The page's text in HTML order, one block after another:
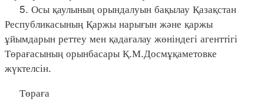
5. Осы қаулының орындалуын бақылау Қазақстан
Республикасының Қаржы нарығын және қаржы
ұйымдарын реттеу мен қадағалау жөніндегі агенттігі
Төрағасының орынбасары Қ.М.Досмұқаметовке
жүктелсін.
Төраға